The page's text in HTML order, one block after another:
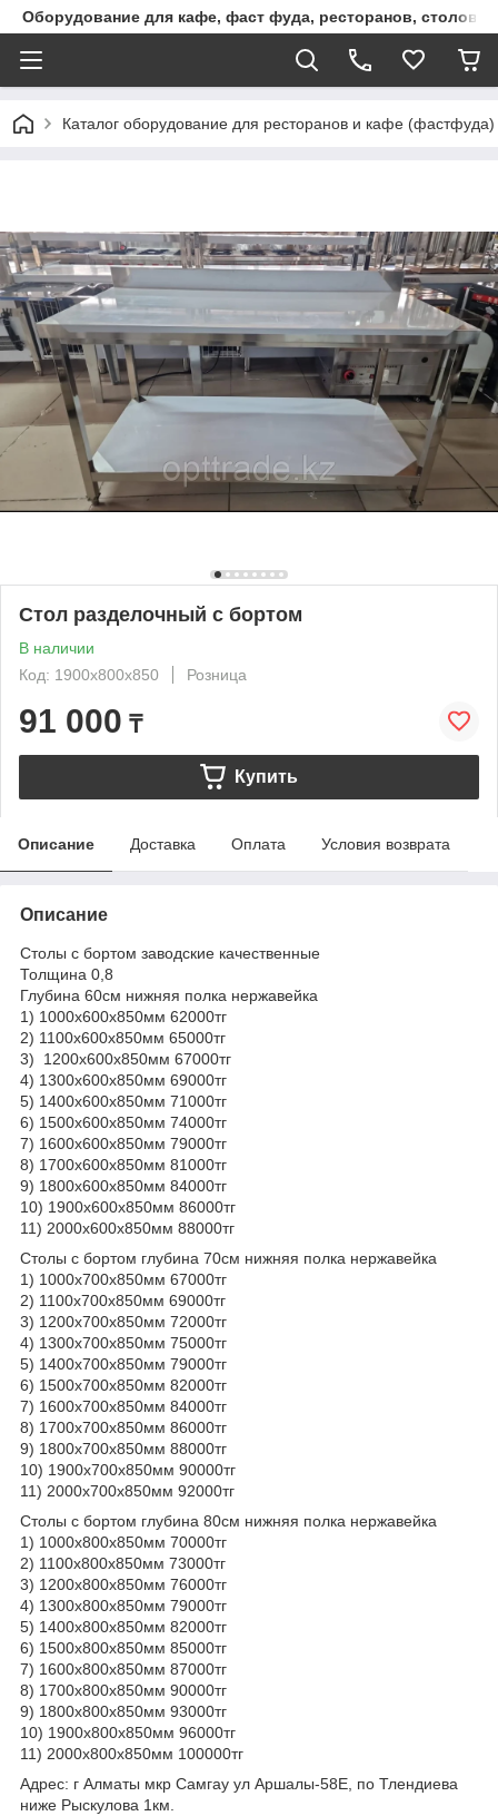
Оборудование для кафе, фаст фуда, ресторанов,
Каталог оборудование для ресторанов и кафе (фастфуда)
Стол разделочный с бортом
В наличии
Код: 1900х800х850
Розница
91 000 ₸
Купить
Описание Доставка Оплата Условия возврата
Описание
Столы с бортом заводские качественные
Толщина 0,8
Глубина 60см нижняя полка нержавейка
1) 1000х600х850мм 62000тг
2) 1100х600х850мм 65000тг
3) 1200х600х850мм 67000тг
4) 1300х600х850мм 69000тг
5) 1400х600х850мм 71000тг
6) 1500х600х850мм 74000тг
7) 1600х600х850мм 79000тг
8) 1700х600х850мм 81000тг
9) 1800х600х850мм 84000тг
10) 1900х600х850мм 86000тг
11) 2000х600х850мм 88000тг
Столы с бортом глубина 70см нижняя полка нержавейка
1) 1000х700х850мм 67000тг
2) 1100х700х850мм 69000тг
3) 1200х700х850мм 72000тг
4) 1300х700х850мм 75000тг
5) 1400х700х850мм 79000тг
6) 1500х700х850мм 82000тг
7) 1600х700х850мм 84000тг
8) 1700х700х850мм 86000тг
9) 1800х700х850мм 88000тг
10) 1900х700х850мм 90000тг
11) 2000х700х850мм 92000тг
Столы с бортом глубина 80см нижняя полка нержавейка
1) 1000х800х850мм 70000тг
2) 1100х800х850мм 73000тг
3) 1200х800х850мм 76000тг
4) 1300х800х850мм 79000тг
5) 1400х800х850мм 82000тг
6) 1500х800х850мм 85000тг
7) 1600х800х850мм 87000тг
8) 1700х800х850мм 90000тг
9) 1800х800х850мм 93000тг
10) 1900х800х850мм 96000тг
11) 2000х800х850мм 100000тг
Адрес: г Алматы мкр Самгау ул Аршалы-58Е, по Тлендиева
ниже Рыскулова 1км.